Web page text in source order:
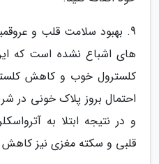
9. بهبود سلامت قلب و
های اشباع نشده است که
کلسترول خوب و کاهش
احتمال بروز پلاک خونی در
و در نتیجه ابتلا به
قلبی و سکته مغزی نیز کاهش